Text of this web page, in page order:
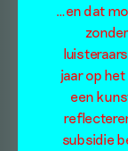
…en dat
jaar op
een
subsidie